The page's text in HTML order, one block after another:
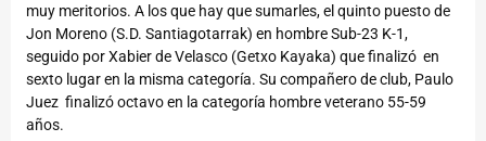
muy meritorios. A los que hay que sumarles, el quinto puesto de
Jon Moreno (S.D. Santiagotarrak) en hombre Sub-23 K-1,
seguido por Xabier de Velasco (Getxo Kayaka) que finalizó en
sexto lugar en la misma categoría. Su compañero de club, Paulo
Juez finalizó octavo en la categoría hombre veterano 55-59
años.